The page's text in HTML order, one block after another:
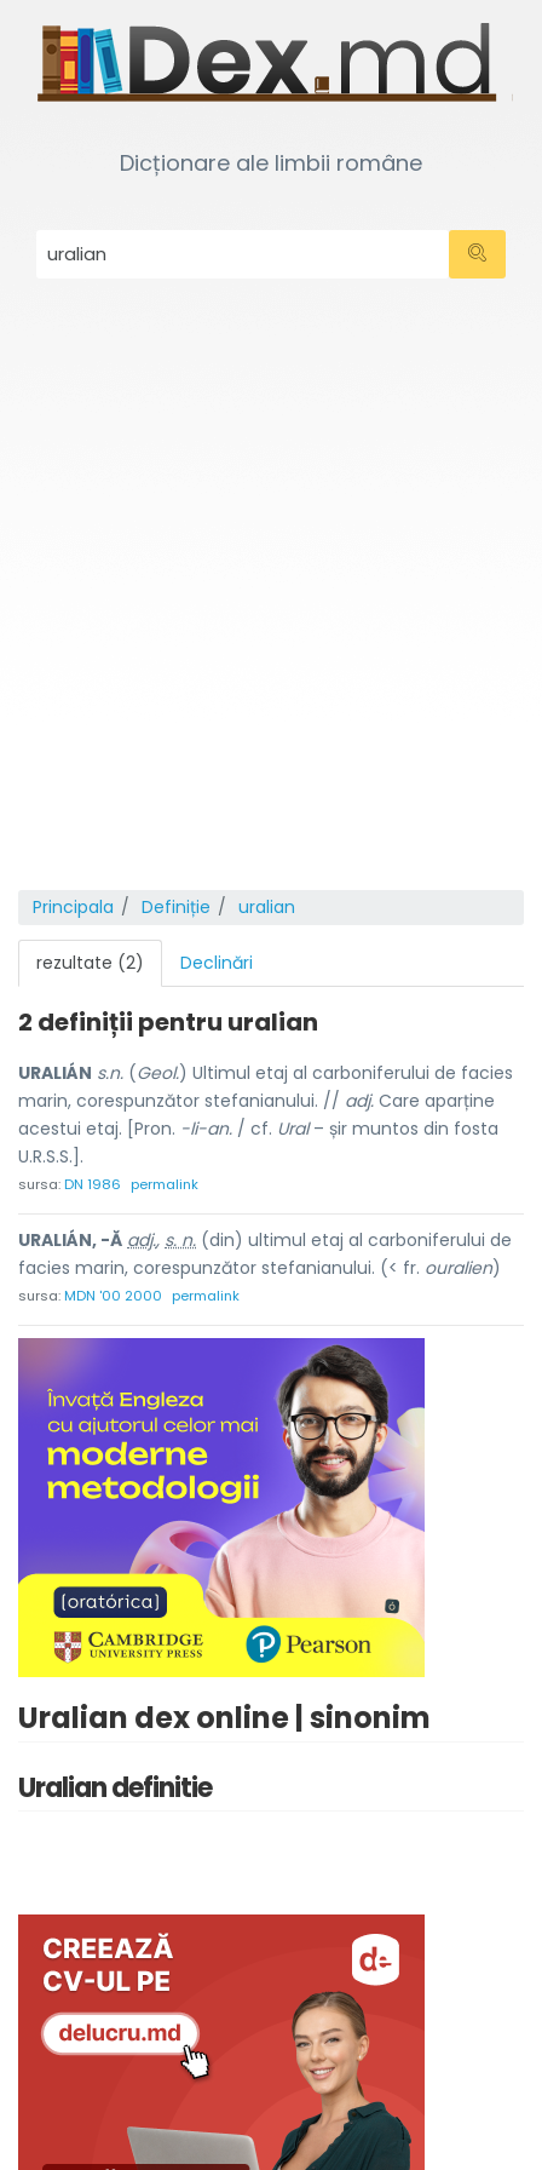
Dicționare ale limbii române
Principala Definiție uralian
rezultate (2) Declinări
2 definiții pentru uralian
URALIÁN s.n. (Geol.) Ultimul etaj al carboniferului de facies
marin, corespunzător stefanianului. // adj. Care aparține
acestui etaj. [Pron. -li-an. / cf. Ural– șir muntos din fosta
U.R.S.S.].
sursa:DN 1986 permalink
URALIÁN, -Ă adj., s. n. (din) ultimul etaj al carboniferului de
facies marin, corespunzător stefanianului. (< fr. ouralien)
sursa:MDN '00 2000 permalink
Uralian dex online | sinonim
Uralian definitie